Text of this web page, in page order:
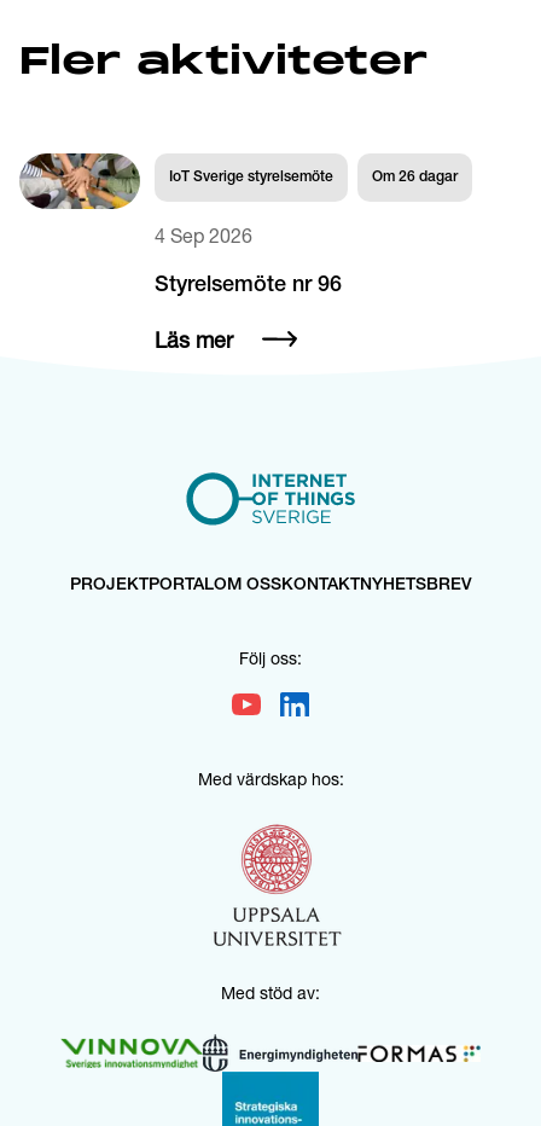
Fler aktiviteter
IoT Sverige styrelsemöte Om 26 dagar
4 Sep 2026
Styrelsemöte nr 96
Läs mer
PROJEKTPORTALOM OSSKONTAKTNYHETSBREV
Följ oss:
Med värdskap hos:
Med stöd av: